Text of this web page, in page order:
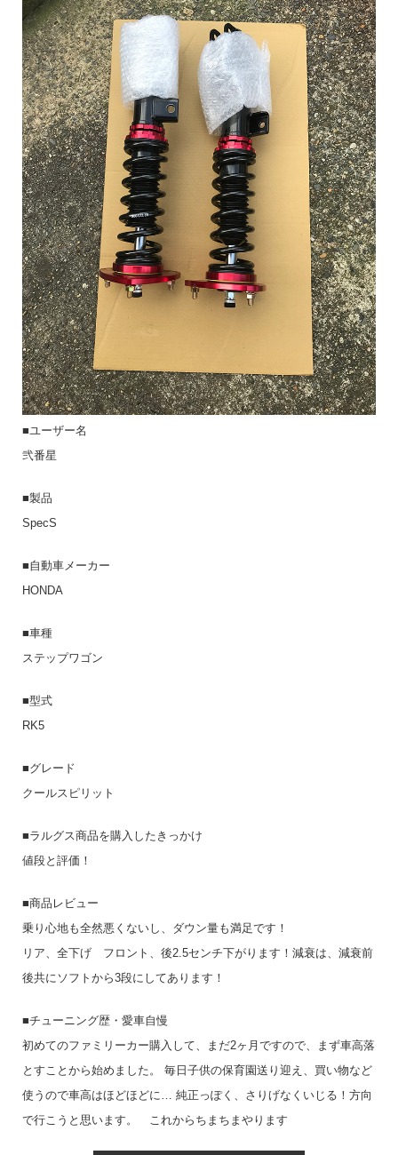
■ユーザー名
弐番星
■製品
SpecS
■自動車メーカー
HONDA
■車種
ステップワゴン
■型式
RK5
■グレード
クールスピリット
■ラルグス商品を購入したきっかけ
値段と評価！
■商品レビュー
乗り心地も全然悪くないし、ダウン量も満足です！
リア、全下げ フロント、後2.5センチ下がります！減衰は、減衰前
後共にソフトから3段にしてあります！
■チューニング歴・愛車自慢
初めてのファミリーカー購入して、まだ2ヶ月ですので、まず車高落
とすことから始めました。 毎日子供の保育園送り迎え、買い物など
使うので車高はほどほどに… 純正っぽく、さりげなくいじる！方向
で行こうと思います。 これからちまちまやります